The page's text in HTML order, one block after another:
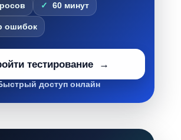
60 минут
ошибок
тестирование
доступ онлайн